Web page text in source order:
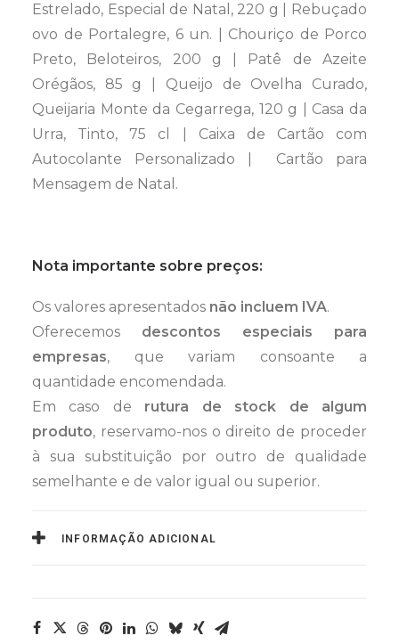
Glúten
Estrelado, Especial de Natal, 220 g | Rebuçado
ovo de Portalegre, 6 un. | Chouriço de Porco
Preto, Beloteiros, 200 g | Patê de Azeite
Orégãos, 85 g | Queijo de Ovelha Curado,
Queijaria Monte da Cegarrega, 120 g | Casa da
Urra, Tinto, 75 cl | Caixa de Cartão com
Autocolante Personalizado | Cartão para
Mensagem de Natal.
Nota importante sobre preços:
Os valores apresentados não incluem IVA.
Oferecemos descontos especiais para
empresas, que variam consoante a
quantidade encomendada.
Em caso de rutura de stock de algum
produto, reservamo-nos o direito de proceder
à sua substituição por outro de qualidade
semelhante e de valor igual ou superior.
INFORMAÇÃO ADICIONAL